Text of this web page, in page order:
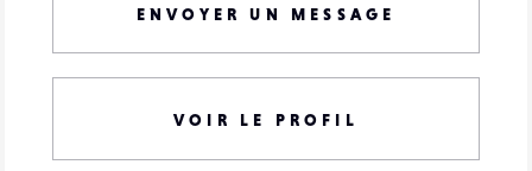
ENVOYER UN MESSAGE
VOIR LE PROFIL